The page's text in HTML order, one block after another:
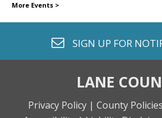
More Events >
envelope o
SIGN UP FOR
LANE
Privacy Policy | County